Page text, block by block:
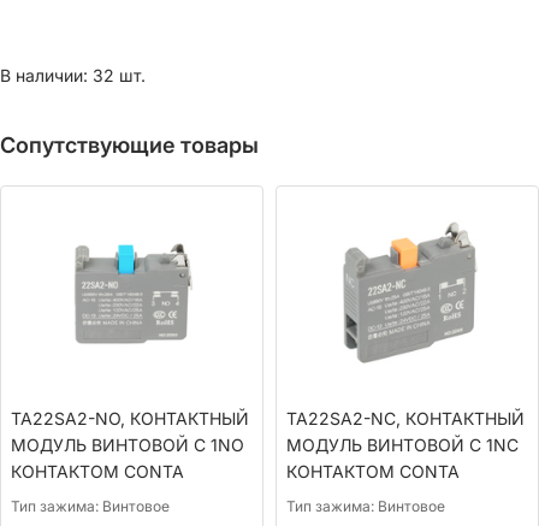
В наличии: 32 шт.
Сопутствующие товары
TA22SA2-NO, КОНТАКТНЫЙ
МОДУЛЬ ВИНТОВОЙ С 1NO
КОНТАКТОМ CONTA
Тип зажима: Винтовое
TA22SA2-NС, КОНТАКТНЫЙ
МОДУЛЬ ВИНТОВОЙ С 1NС
КОНТАКТОМ CONTA
Тип зажима: Винтовое